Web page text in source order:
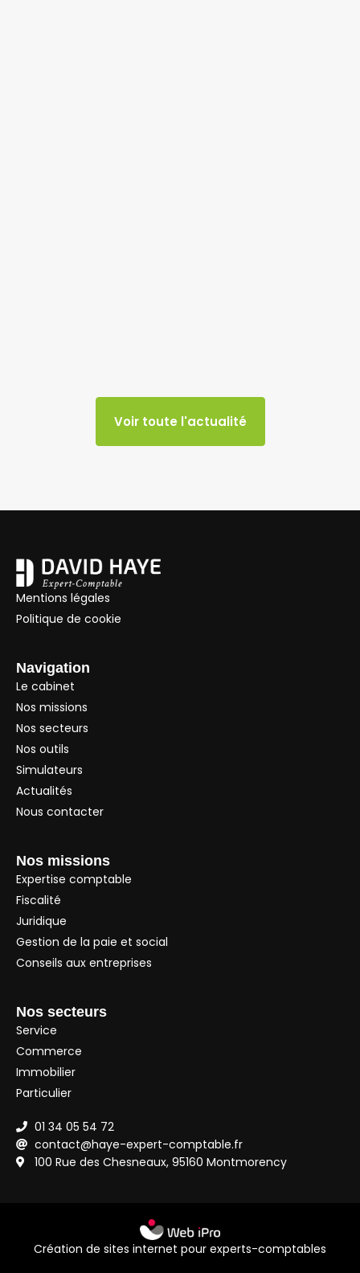
Voir toute l'actualité
Mentions légales
Politique de cookie
Navigation
Le cabinet
Nos missions
Nos secteurs
Nos outils
Simulateurs
Actualités
Nous contacter
Nos missions
Expertise comptable
Fiscalité
Juridique
Gestion de la paie et social
Conseils aux entreprises
Nos secteurs
Service
Commerce
Immobilier
Particulier
01 34 05 54 72
contact@haye-expert-comptable.fr
100 Rue des Chesneaux, 95160 Montmorency
Création de sites internet pour experts-comptables